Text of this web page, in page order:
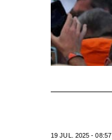
19 JUL. 2025 - 08:57